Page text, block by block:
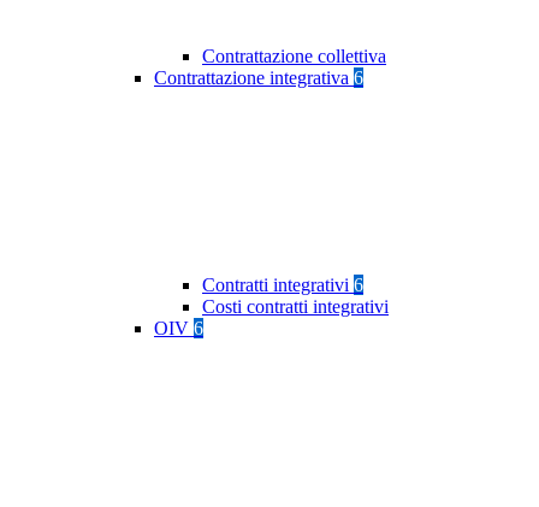
Contrattazione collettiva
Contrattazione integrativa 6
Contratti integrativi 6
Costi contratti integrativi
OIV 6